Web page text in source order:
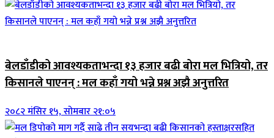
बेलडाँडीको आवश्यकताभन्दा १३ हजार बढी बोरा मल भित्रियो, तर
किसानले पाएनन् : मल कहाँ गयो भन्ने प्रश्न अझै अनुत्तरित
२०८२ मंसिर १५, सोमबार २१:०५